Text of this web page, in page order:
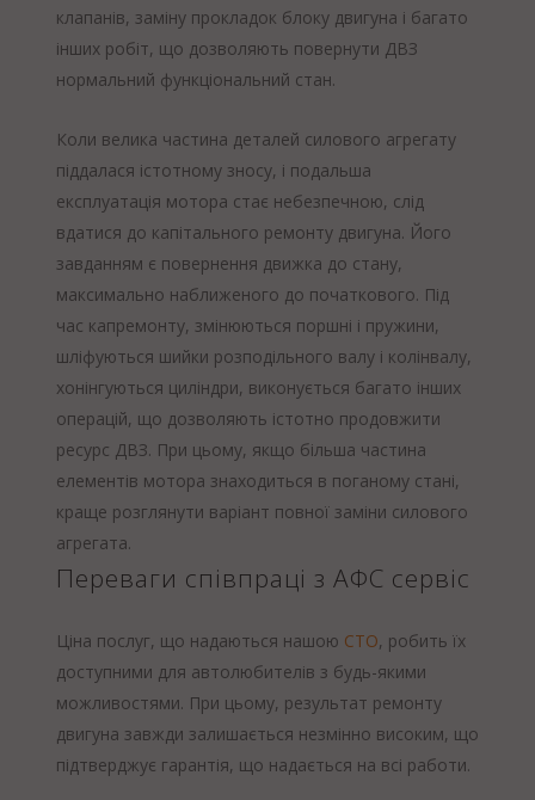
клапанів, заміну прокладок блоку двигуна і багато
інших робіт, що дозволяють повернути ДВЗ
нормальний функціональний стан.
Коли велика частина деталей силового агрегату
піддалася істотному зносу, і подальша
експлуатація мотора стає небезпечною, слід
вдатися до капітального ремонту двигуна. Його
завданням є повернення движка до стану,
максимально наближеного до початкового. Під
час капремонту, змінюються поршні і пружини,
шліфуються шийки розподільного валу і колінвалу,
хонінгуються циліндри, виконується багато інших
операцій, що дозволяють істотно продовжити
ресурс ДВЗ. При цьому, якщо більша частина
елементів мотора знаходиться в поганому стані,
краще розглянути варіант повної заміни силового
агрегата.
Переваги співпраці з АФС сервіс
Ціна послуг, що надаються нашою СТО, робить їх
доступними для автолюбителів з будь-якими
можливостями. При цьому, результат ремонту
двигуна завжди залишається незмінно високим, що
підтверджує гарантія, що надається на всі работи.